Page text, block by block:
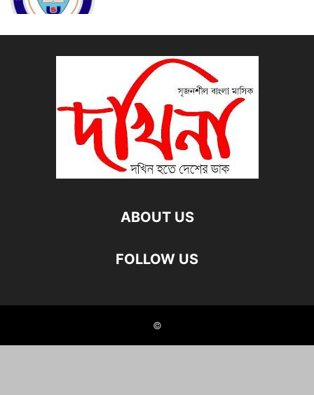
ABOUT US
FOLLOW US
©